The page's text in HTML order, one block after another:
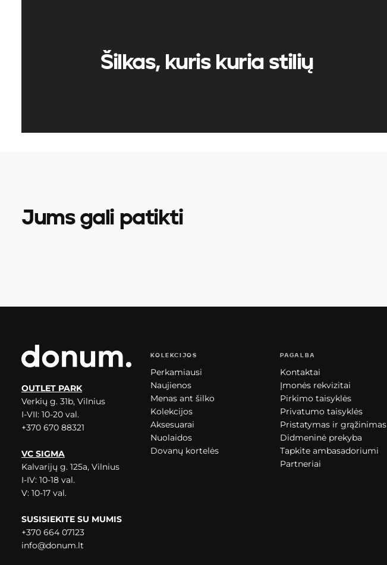
Šilkas, kuris kuria stilių
Jums gali patikti
OUTLET PARK
Verkių g. 31b, Vilnius
I-VII: 10-20 val.
+370 670 88321
VC SIGMA
Kalvarijų g. 125a, Vilnius
I-IV: 10-18 val.
V: 10-17 val.
SUSISIEKITE SU MUMIS
+370 664 07123
info@donum.lt
KOLEKCIJOS
Perkamiausi
Naujienos
Menas ant šilko
Kolekcijos
Aksesuarai
Nuolaidos
Dovanų kortelės
PAGALBA
Kontaktai
Įmonės rekvizitai
Pirkimo taisyklės
Privatumo taisyklės
Pristatymas ir grąžinimas
Didmeninė prekyba
Tapkite ambasadoriumi
Partneriai